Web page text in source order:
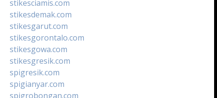
stikesciamis.com
stikesdemak.com
stikesgarut.com
stikesgorontalo.com
stikesgowa.com
stikesgresik.com
spigresik.com
spigianyar.com
spigrobongan.com